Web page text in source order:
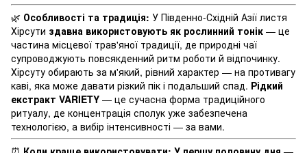
🌿 Особливості та традиція: У Південно-Східній Азії листя
Хірсути здавна використовують як рослинний тонік — це
частина місцевої трав'яної традиції, де природні чаї
супроводжують повсякденний ритм роботи й відпочинку.
Хірсуту обирають за м'який, рівний характер — на противагу
каві, яка може давати різкий пік і подальший спад. Рідкий
екстракт VARIETY — це сучасна форма традиційного
ритуалу, де концентрація сполук уже забезпечена
технологією, а вибір інтенсивності — за вами.